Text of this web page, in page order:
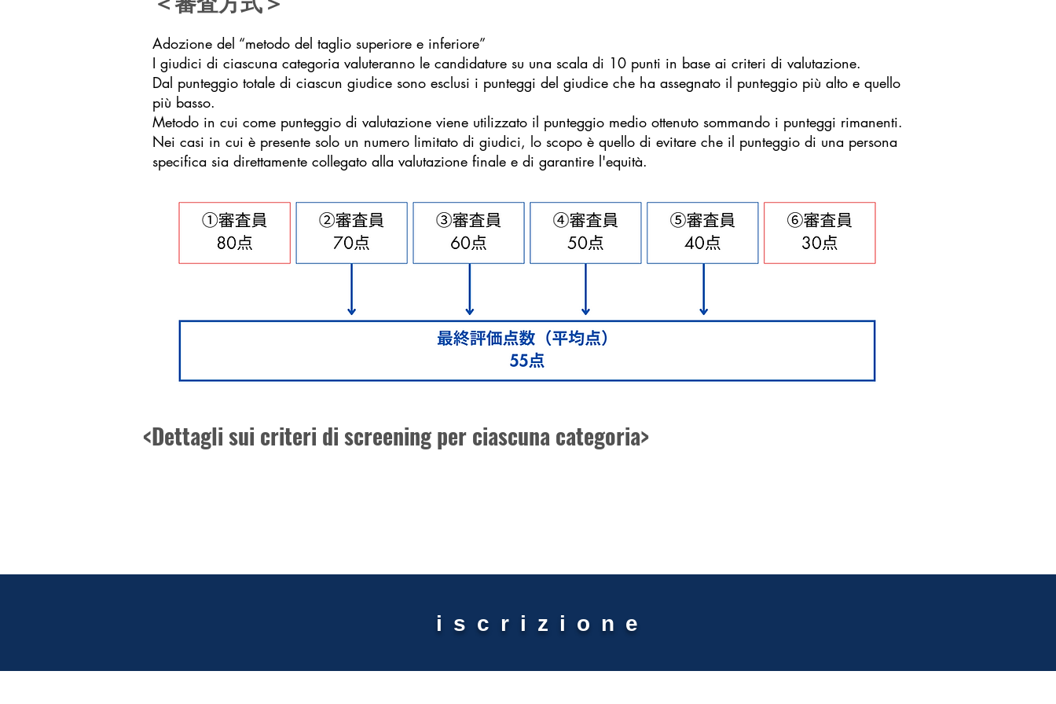
Adozione del “metodo del taglio superiore e inferiore”
I giudici di ciascuna categoria valuteranno le candidature su una scala di 10 punti in base ai criteri di valutazione.
Dal punteggio totale di ciascun giudice sono esclusi i punteggi del giudice che ha assegnato il punteggio più alto e quello
più basso.
Metodo in cui come punteggio di valutazione viene utilizzato il punteggio medio ottenuto sommando i punteggi rimanenti.
Nei casi in cui è presente solo un numero limitato di giudici, lo scopo è quello di evitare che il punteggio di una persona
specifica sia direttamente collegato alla valutazione finale e di garantire l'equità.
<Dettagli sui criteri di screening per ciascuna categoria>
iscrizione